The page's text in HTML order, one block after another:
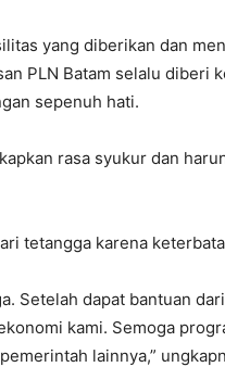
yang diberikan dan
PLN Batam selalu diberi
sepenuh hati.
rasa syukur dan
tetangga karena
Setelah dapat bantuan
kami. Semoga
lainnya,”